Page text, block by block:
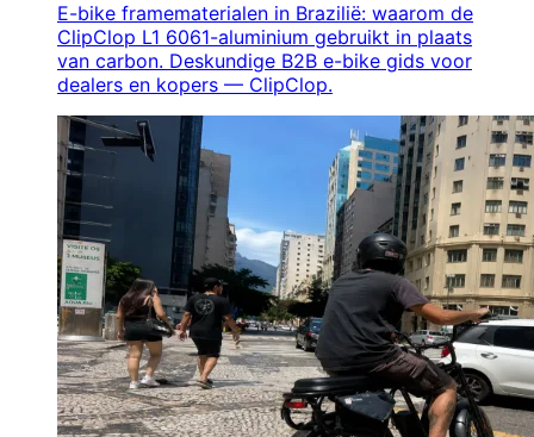
E-bike framematerialen in Brazilië: waarom de
ClipClop L1 6061-aluminium gebruikt in plaats
van carbon. Deskundige B2B e-bike gids voor
dealers en kopers — ClipClop.